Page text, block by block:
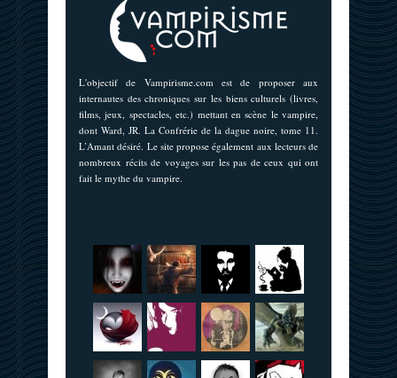
L'objectif de Vampirisme.com est de proposer aux
internautes des chroniques sur les biens culturels (livres,
films, jeux, spectacles, etc.) mettant en scène le vampire,
dont Ward, JR. La Confrérie de la dague noire, tome 11.
L’Amant désiré. Le site propose également aux lecteurs de
nombreux récits de voyages sur les pas de ceux qui ont
fait le mythe du vampire.